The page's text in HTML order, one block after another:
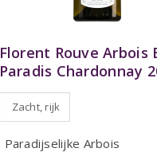
Florent Rouve Arbois
Paradis Chardonnay
Zacht, rijk
Paradijselijke Arbois